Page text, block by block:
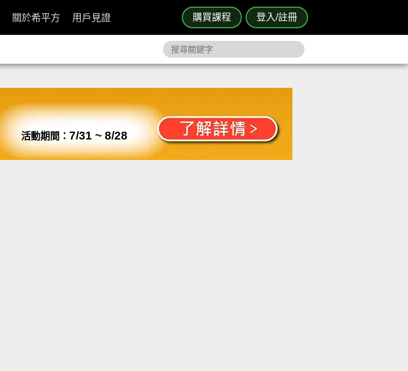
購買課程 登入/註冊
關於希平方 用戶見證
活動期間： 7/31 ~ 8/28